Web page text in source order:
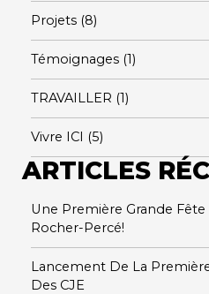
Projets (8)
Témoignages (1)
TRAVAILLER (1)
Vivre ICI (5)
ARTICLES
Une Première Grande
Rocher-Percé!
Lancement De La
Des CJE